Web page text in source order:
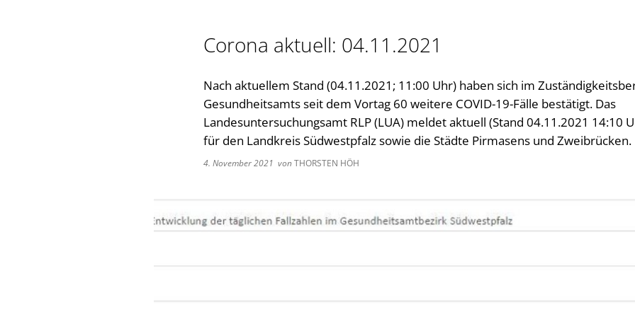
Öffnungszeiten
Corona aktuell: 04.11.2021
Nach aktuellem Stand (04.11.2021; 11:00 Uhr) haben sich im
Gesundheitsamts seit dem Vortag 60 weitere COVID-19-Fälle bestätigt. Das
Landesuntersuchungsamt RLP (LUA) meldet aktuell (Stand 04.11.2021 14:10
für den Landkreis Südwestpfalz sowie die Städte Pirmasens und Zweibrücken.
4. November 2021 vonTHORSTEN HÖH